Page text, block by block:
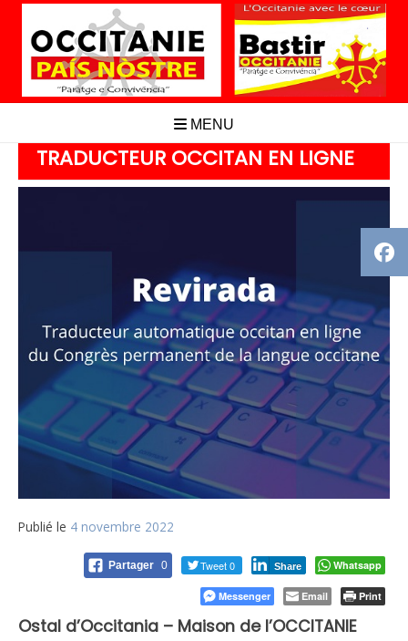
Aller
contenu
MENU
TRADUCTEUR OCCITAN EN LIGNE
Publié le 4 novembre 2022
Partager 0 Tweet 0 Share Whatsapp
Messenger Email Print
Ostal d’Occitania – Maison de l’OCCITANIE